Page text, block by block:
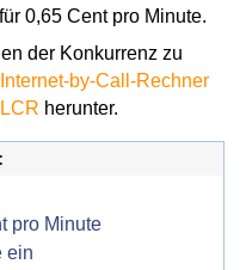
0,65 Cent pro Minute.
der Konkurrenz zu
Internet-by-Call-Rechner
herunter.
pro Minute
ein